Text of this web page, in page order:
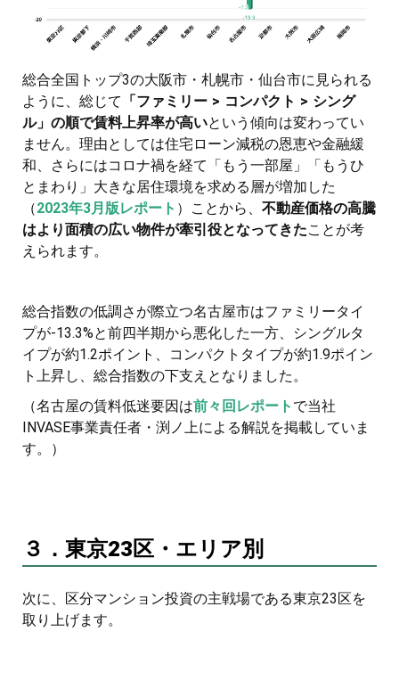
総合全国トップ3の大阪市・札幌市・仙台市に見られる
ように、総じて 「ファミリー > コンパクト > シング
ル」の順で賃料上昇率が高いという傾向は変わってい
ません。理由としては住宅ローン減税の恩恵や金融緩
和、さらにはコロナ禍を経て「もう一部屋」「もうひ
とまわり」大きな居住環境を求める層が増加した
（2023年3月版レポート ）ことから、 不動産価格の高騰
はより面積の広い物件が牽引役となってきたことが考
えられます。
総合指数の低調さが際立つ名古屋市はファミリータイ
プが-13.3%と前四半期から悪化した一方、シングルタ
イプが約1.2ポイント、コンパクトタイプが約1.9ポイン
ト上昇し、総合指数の下支えとなりました。
（名古屋の賃料低迷要因は前々回レポート で当社
INVASE事業責任者・渕ノ上による解説を掲載していま
す。）
３．東京23区・エリア別
次に、区分マンション投資の主戦場である東京23区を
取り上げます。